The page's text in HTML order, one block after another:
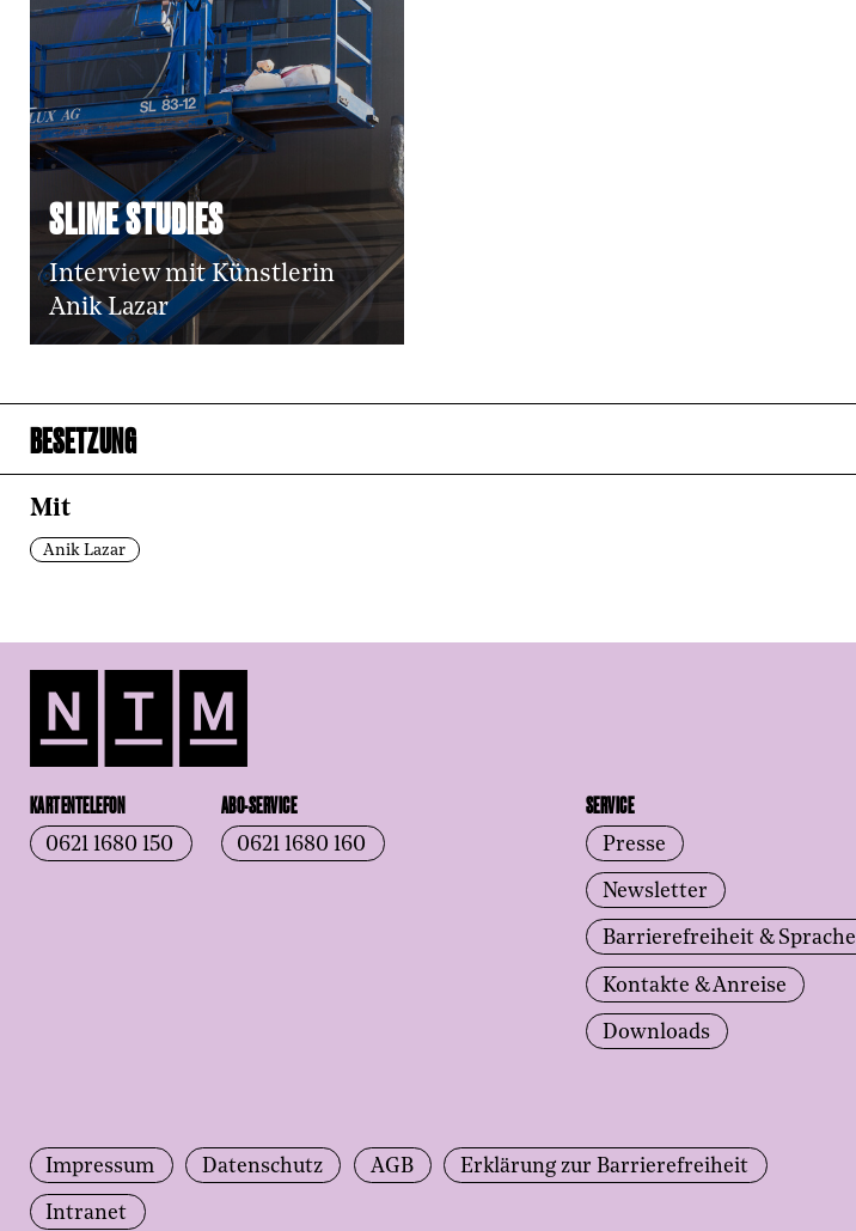
SLIME STUDIES
Interview mit Künstlerin
Anik Lazar
BESETZUNG
Mit
Anik Lazar
KARTENTELEFON
0621 1680 150
ABO-SERVICE
0621 1680 160
SERVICE
Presse
Newsletter
Barrierefreiheit & Sprache
Kontakte & Anreise
Downloads
Impressum Datenschutz AGB Erklärung zur Barrierefreiheit
Intranet